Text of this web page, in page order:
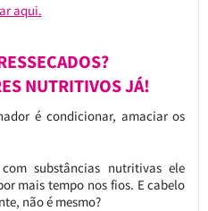
aqui.
NUTRITIVOS JÁ!
é condicionar, amaciar os
substâncias nutritivas ele
mais tempo nos fios. E cabelo
não é mesmo?